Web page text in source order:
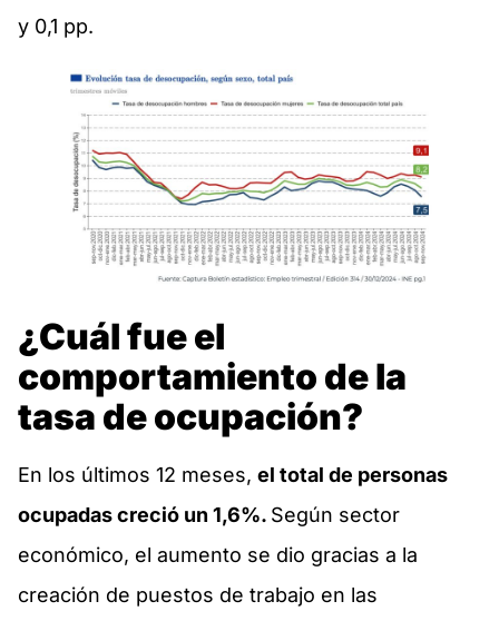
y 0,1 pp.
¿Cuál fue el
comportamiento de la
tasa de ocupación?
En los últimos 12 meses, el total de personas
ocupadas creció un 1,6%. Según sector
económico, el aumento se dio gracias a la
creación de puestos de trabajo en las